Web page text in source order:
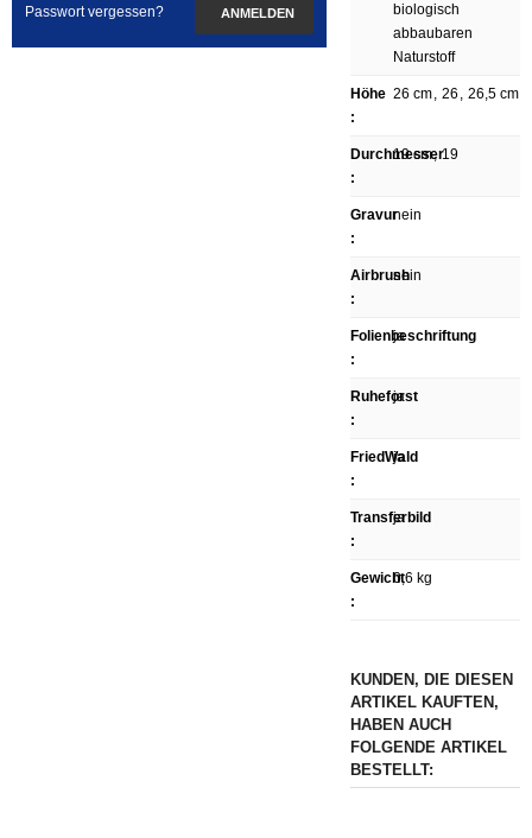
biologisch
abbaubaren
Naturstoff
Höhe
:
26 cm, 26 , 26,5 cm
Durchmesser
:
19 cm, 19
Gravur
:
nein
Airbrush
:
nein
Folienbeschriftung
:
ja
Ruheforst
:
ja
FriedWald
:
ja
Transferbild
:
ja
Gewicht
:
0,6 kg
KUNDEN, DIE DIESEN
ARTIKEL KAUFTEN,
HABEN AUCH
FOLGENDE ARTIKEL
BESTELLT:
Passwort vergessen? ANMELDEN